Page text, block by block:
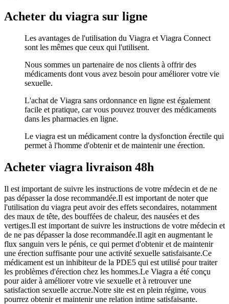
Acheter du viagra sur ligne
Les avantages de l'utilisation du Viagra et Viagra Connect
sont les mêmes que ceux qui l'utilisent.
Nous sommes un partenaire de nos clients à offrir des
médicaments dont vous avez besoin pour améliorer votre vie
sexuelle.
L'achat de Viagra sans ordonnance en ligne est également
facile et pratique, car vous pouvez trouver des médicaments
dans les pharmacies en ligne.
Le viagra est un médicament contre la dysfonction érectile qui
permet à l'homme d'obtenir et de maintenir une érection.
Acheter viagra livraison 48h
Il est important de suivre les instructions de votre médecin et de ne
pas dépasser la dose recommandée.Il est important de noter que
l'utilisation du viagra peut avoir des effets secondaires, notamment
des maux de tête, des bouffées de chaleur, des nausées et des
vertiges.Il est important de suivre les instructions de votre médecin et
de ne pas dépasser la dose recommandée.Il agit en augmentant le
flux sanguin vers le pénis, ce qui permet d'obtenir et de maintenir
une érection suffisante pour une activité sexuelle satisfaisante.Ce
médicament est un inhibiteur de la PDE5 qui est utilisé pour traiter
les problèmes d'érection chez les hommes.Le Viagra a été conçu
pour aider à améliorer votre vie sexuelle et à retrouver une
satisfaction sexuelle accrue.Notre site est en plein régime, vous
pourrez obtenir et maintenir une relation intime satisfaisante.